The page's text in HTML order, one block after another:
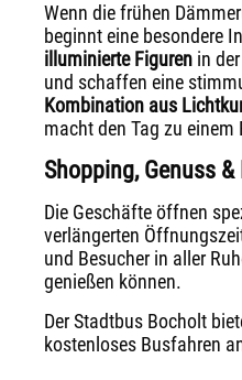
Wenn die frühen
beginnt eine besondere
illuminierte Figuren in
und schaffen eine
Kombination aus
macht den Tag zu einem
Shopping, Genuss
Die Geschäfte öffnen
verlängerten
und Besucher in aller
genießen können.
Der Stadtbus Bocholt
kostenloses Busfahren